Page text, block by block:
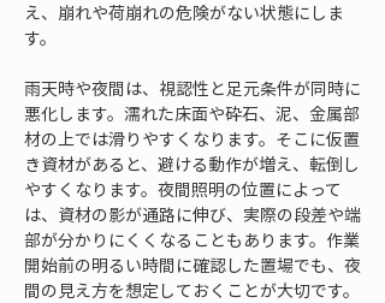
え、崩れや荷崩れの危険がない状態にしま
す。
雨天時や夜間は、視認性と足元条件が同時に
悪化します。濡れた床面や砕石、泥、金属部
材の上では滑りやすくなります。そこに仮置
き資材があると、避ける動作が増え、転倒し
やすくなります。夜間照明の位置によって
は、資材の影が通路に伸び、実際の段差や端
部が分かりにくくなることもあります。作業
開始前の明るい時間に確認した置場でも、夜
間の見え方を想定しておくことが大切です。